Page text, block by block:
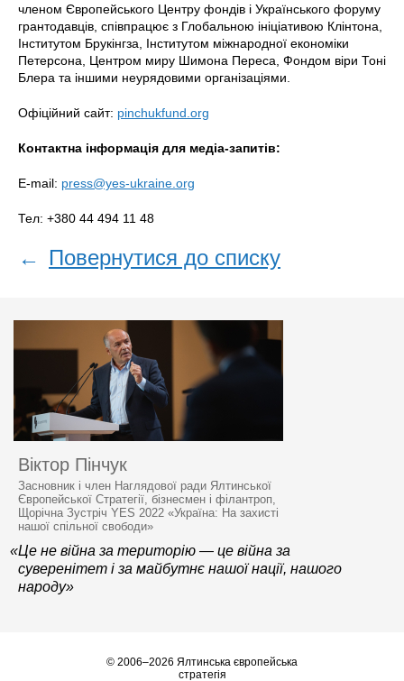
членом Європейського Центру фондів і Українського форуму
грантодавців, співпрацює з Глобальною ініціативою Клінтона,
Інститутом Брукінгза, Інститутом міжнародної економіки
Петерсона, Центром миру Шимона Переса, Фондом віри Тоні
Блера та іншими неурядовими організаціями.
Офіційний сайт: pinchukfund.org
Контактна інформація для медіа-запитів:
E-mail: press@yes-ukraine.org
Тел: +380 44 494 11 48
← Повернутися до списку
Віктор Пінчук
Засновник і член Наглядової ради Ялтинської
Європейської Стратегії, бізнесмен і філантроп,
Щорічна Зустріч YES 2022 «Україна: На захисті
нашої спільної свободи»
«Це не війна за територію — це війна за
суверенітет і за майбутнє нашої нації, нашого
народу»
© 2006–2026 Ялтинська європейська
стратегія